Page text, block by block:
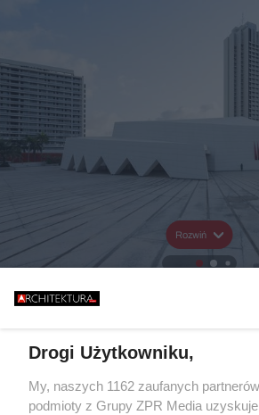
Rozwiń
Drogi Użytkowniku,
My, naszych 1162 zaufanych
podmioty z Grupy ZPR Media